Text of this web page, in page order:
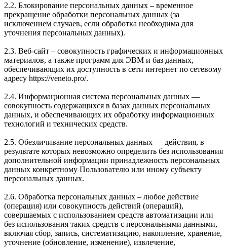
2.2. Блокирование персональных данных – временное
прекращение обработки персональных данных (за
исключением случаев, если обработка необходима для
уточнения персональных данных).
2.3. Веб-сайт – совокупность графических и информационных
материалов, а также программ для ЭВМ и баз данных,
обеспечивающих их доступность в сети интернет по сетевому
адресу https://veneto.pro/.
2.4. Информационная система персональных данных —
совокупность содержащихся в базах данных персональных
данных, и обеспечивающих их обработку информационных
технологий и технических средств.
2.5. Обезличивание персональных данных — действия, в
результате которых невозможно определить без использования
дополнительной информации принадлежность персональных
данных конкретному Пользователю или иному субъекту
персональных данных.
2.6. Обработка персональных данных – любое действие
(операция) или совокупность действий (операций),
совершаемых с использованием средств автоматизации или
без использования таких средств с персональными данными,
включая сбор, запись, систематизацию, накопление, хранение,
уточнение (обновление, изменение), извлечение,